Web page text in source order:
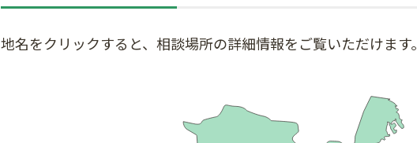
地名をクリックすると、相談場所の詳細情報をご覧いただけます。